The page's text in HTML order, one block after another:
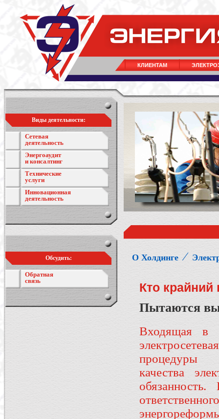
КЛИЕНТАМ
Виды деятельности:
Сетевая
деятельность
Энергоаудит
и консалтинг
Технические
услуги
Инновационная
деятельность
Обсудить:
Обратная
связь
О Холдинге ⁄
Кто крайний
Пытаются
Входящая в
процедуры
качества